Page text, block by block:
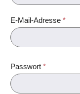
E-Mail-Adresse *
Passwort *